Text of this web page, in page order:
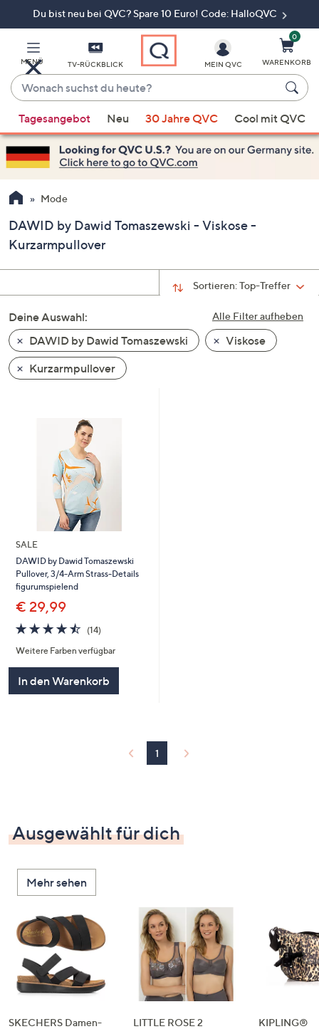
Du bist neu bei QVC? Spare 10 Euro! Code: HalloQVC
MENÜ TV-RÜCKBLICK
Wonach
suchst
du
heute?
Vorschläge
verfügbar
sind,
verwenden
Sie
Pfeiltasten
nach
nach
unten
oder
wischen
Sie
auf
MEIN QVC
0
WARENKORB
Tagesangebot Neu 30 Jahre QVC Cool mit QVC
Mode
DAWID by Dawid Tomaszewski - Viskose -
Kurzarmpullover
Sortieren:Top-Treffer
Alle Filter aufheben
Deine Auswahl:
DAWID by Dawid Tomaszewski
Viskose
Kurzarmpullover
SALE
DAWID by Dawid Tomaszewski
Pullover, 3/4-Arm Strass-Details
figurumspielend
€ 29,99
4.4
von
5
(14)14
Weitere Farben verfügbar
In den Warenkorb
1
Ausgewählt für dich
Mehr sehen
SKECHERS Damen-
LITTLE ROSE 2
KIPLING®